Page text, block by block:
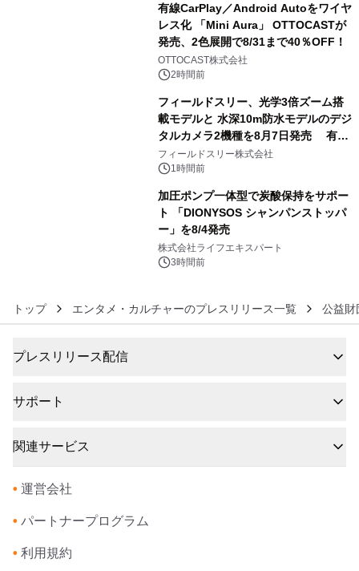
有線CarPlay／Android Autoをワイヤ
レス化 「Mini Aura」 OTTOCASTが
発売、2色展開で8/31まで40％OFF！
OTTOCAST株式会社
2時間前
フィールドスリー、光学3倍ズーム搭
載モデルと 水深10m防水モデルのデジ
タルカメラ2機種を8月7日発売 有効
約1300万画素、用途別に選べるコンデ
ジ新登場
フィールドスリー株式会社
1時間前
加圧ポンプ一体型で炭酸保持をサポー
ト 「DIONYSOS シャンパンストッパ
ー」を8/4発売
株式会社ライフエキスパート
3時間前
トップ エンタメ・カルチャーのプレスリリース一覧 公益
プレスリリース配信
サポート
関連サービス
• 運営会社
• パートナープログラム
• 利用規約